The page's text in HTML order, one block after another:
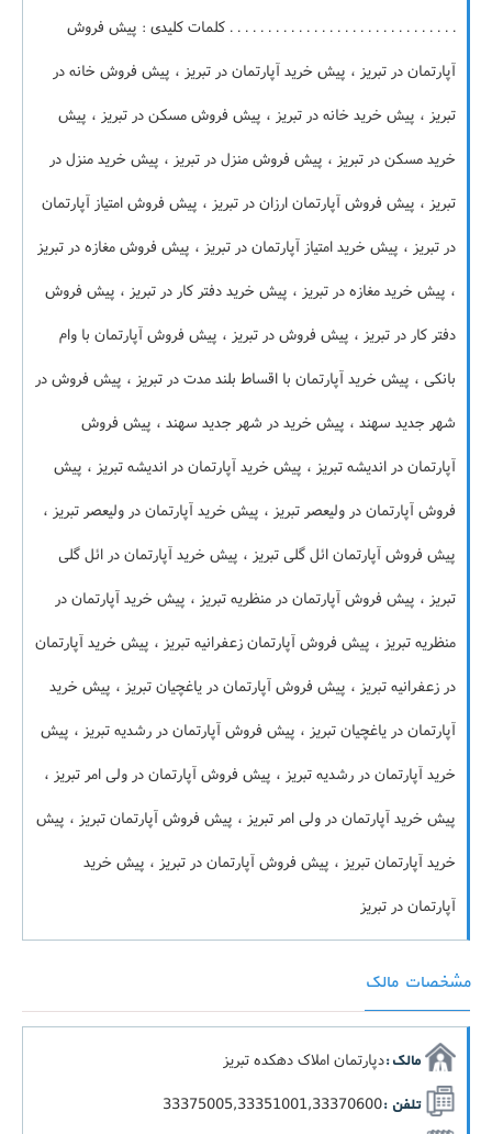
. . . . . . . . . . . . . . . . . . . . . . . . . . . . . . کلمات کلیدی : پیش فروش
آپارتمان در تبریز ، پیش خرید آپارتمان در تبریز ، پیش فروش خانه در
تبریز ، پیش خرید خانه در تبریز ، پیش فروش مسکن در تبریز ، پیش
خرید مسکن در تبریز ، پیش فروش منزل در تبریز ، پیش خرید منزل در
تبریز ، پیش فروش آپارتمان ارزان در تبریز ، پیش فروش امتیاز آپارتمان
در تبریز ، پیش خرید امتیاز آپارتمان در تبریز ، پیش فروش مغازه در تبریز
، پیش خرید مغازه در تبریز ، پیش خرید دفتر کار در تبریز ، پیش فروش
دفتر کار در تبریز ، پیش فروش در تبریز ، پیش فروش آپارتمان با وام
بانکی ، پیش خرید آپارتمان با اقساط بلند مدت در تبریز ، پیش فروش در
شهر جدید سهند ، پیش خرید در شهر جدید سهند ، پیش فروش
آپارتمان در اندیشه تبریز ، پیش خرید آپارتمان در اندیشه تبریز ، پیش
فروش آپارتمان در ولیعصر تبریز ، پیش خرید آپارتمان در ولیعصر تبریز ،
پیش فروش آپارتمان ائل گلی تبریز ، پیش خرید آپارتمان در ائل گلی
تبریز ، پیش فروش آپارتمان در منظریه تبریز ، پیش خرید آپارتمان در
منظریه تبریز ، پیش فروش آپارتمان زعفرانیه تبریز ، پیش خرید آپارتمان
در زعفرانیه تبریز ، پیش فروش آپارتمان در یاغچیان تبریز ، پیش خرید
آپارتمان در یاغچیان تبریز ، پیش فروش آپارتمان در رشدیه تبریز ، پیش
خرید آپارتمان در رشدیه تبریز ، پیش فروش آپارتمان در ولی امر تبریز ،
پیش خرید آپارتمان در ولی امر تبریز ، پیش فروش آپارتمان تبریز ، پیش
خرید آپارتمان تبریز ، پیش فروش آپارتمان در تبریز ، پیش خرید
آپارتمان در تبریز
مشخصات مالک
مالک :دپارتمان املاک دهکده تبریز
تلفن :33375005,33351001,33370600